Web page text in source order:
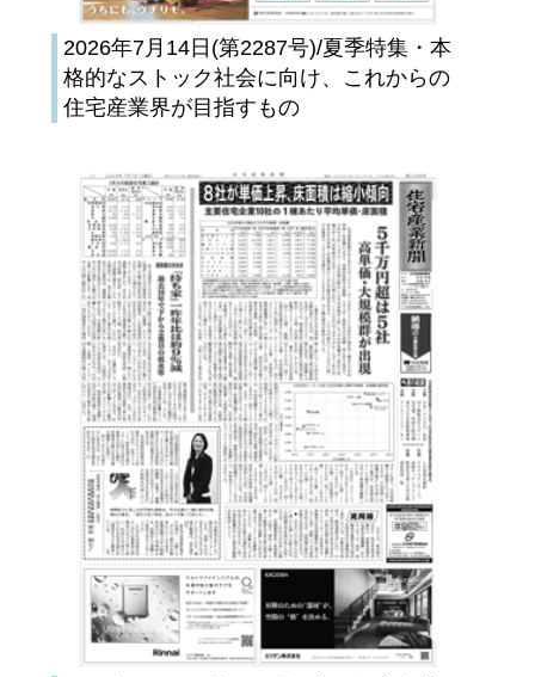
2026年7月14日(第2287号)/夏季特集・本
格的なストック社会に向け、これからの
住宅産業界が目指すもの